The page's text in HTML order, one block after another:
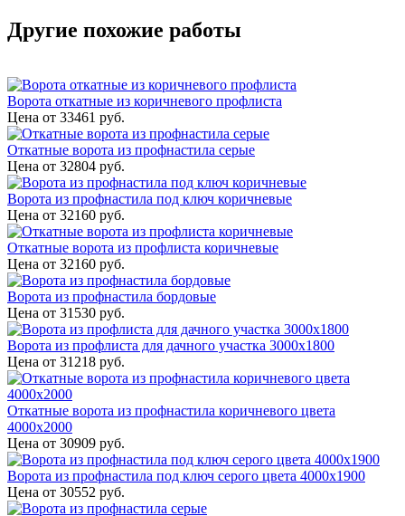
Другие похожие работы
Ворота откатные из коричневого профлиста
Цена от 33461 руб.
Откатные ворота из профнастила серые
Цена от 32804 руб.
Ворота из профнастила под ключ коричневые
Цена от 32160 руб.
Откатные ворота из профлиста коричневые
Цена от 32160 руб.
Ворота из профнастила бордовые
Цена от 31530 руб.
Ворота из профлиста для дачного участка 3000x1800
Цена от 31218 руб.
Откатные ворота из профнастила коричневого цвета
4000x2000
Цена от 30909 руб.
Ворота из профнастила под ключ серого цвета 4000x1900
Цена от 30552 руб.